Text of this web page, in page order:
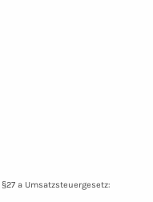
a Umsatzsteuergesetz: